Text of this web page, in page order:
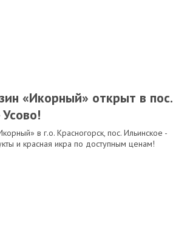
«Икорный» открыт в пос.
в г.о. Красногорск, пос. Ильинское -
и красная икра по доступным ценам!